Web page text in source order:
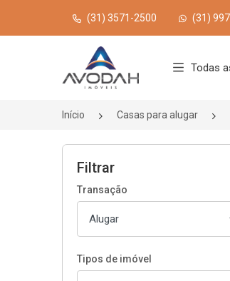
(31) 3571-2500 (31)
Página inicial
Todas
Início Casas para alugar
Filtrar
Transação
Tipos de imóvel